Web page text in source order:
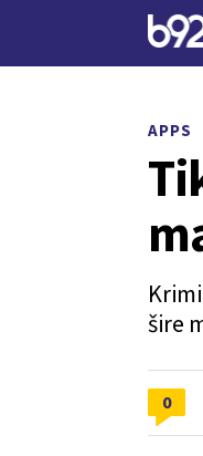
APPS
šire
0